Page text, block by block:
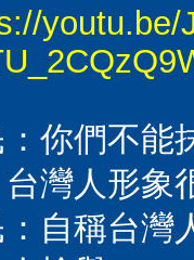
youtu.be/
你們不能
灣人形象
自稱台灣